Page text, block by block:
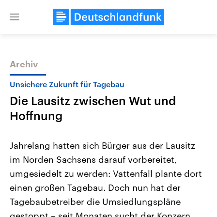
Close
Themen
Landtagswahl Sachsen-Anhalt
2026
Alle Informationen
Sachsen-Anhalt wählt am 6.
September 2026 einen neuen
Landtag. Seit 2021 wird das
Bundesland von einer Koalition aus
USA
Aktuelle Beiträge,
Hintergründe
Wirtschaftlich und
gehören die Vereinigten
den mächtigsten Ländern
mit großem Einfluss auf
Archiv
Unsichere Zukunft für Tagebau
Die Lausitz zwischen Wut und
Hoffnung
Jahrelang hatten sich Bürger aus der Lausitz
im Norden Sachsens darauf vorbereitet,
umgesiedelt zu werden: Vattenfall plante dort
einen großen Tagebau. Doch nun hat der
Tagebaubetreiber die Umsiedlungspläne